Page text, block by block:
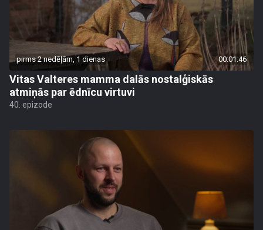
pirms 2 nedēļām, 1 dienas 00:01:46
Vitas Valteres mamma dalās nostalģiskās
atmiņās par ēdnīcu virtuvi
40. epizode